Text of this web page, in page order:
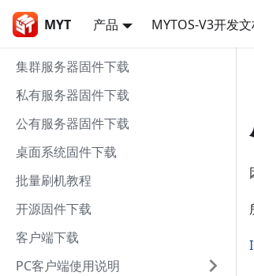
MYT 产品 MYTOS-V3开发文
集群服务器固件下载
私有服务器固件下载
公有服务器固件下载
桌面系统固件下载
批量刷机教程
开源固件下载
客户端下载
PC客户端使用说明